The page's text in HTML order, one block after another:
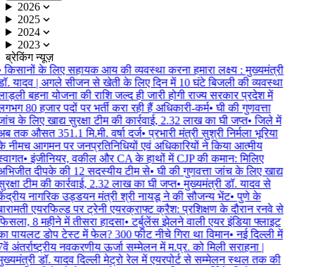
2026
2025
2024
2023
ब्रेकिंग न्यूज़
किसानों के लिए सहायक आय की व्यवस्था करना हमारा लक्ष्य : मुख्यमंत्री
यादव | अगले सीजन से खेती के लिए दिन में 10 घंटे बिजली की व्यवस्था
बहना योजना की राशि जल्द ही जारी होगी राज्य सरकार प्रदेश में
80 हजार पदों पर भर्ती करा रही हैं अधिकारी-कर्म• घी की गुणवत्ता
के लिए खाद्य सुरक्षा टीम की कार्रवाई, 2.32 लाख का घी जप्त• जिले में
तक औसत 351.1 मि.मी. वर्षा दर्ज• प्रभारी मंत्री सुश्री निर्मला भूरिया
नीमच आगमन पर जनप्रतिनिधियों एवं अधिकारियों ने किया आत्मीय
• इंजीनियर, वकील और CA के हाथों में CJP की कमान: मिलिए
दीपके की 12 सदस्यीय टीम से• घी की गुणवत्ता जांच के लिए खाद्य
टीम की कार्रवाई, 2.32 लाख का घी जप्त• मुख्यमंत्री डॉ. यादव से
नागरिक उड्डयन मंत्री श्री नायडू ने की सौजन्य भेंट• पुणे के
एयरफिल्ड पर ट्रेनी एयरक्राफ्ट क्रैश: प्रशिक्षण के दौरान रनवे से
8 महीने में तीसरा हादसा• टर्बुलेंस झेलने वाली एयर इंडिया फ्लाइट
पायलट डोप टेस्ट में फेल? 300 फीट नीचे गिरा था विमान• नई दिल्ली में
अंतर्राष्ट्रीय नवकरणीय ऊर्जा सम्मेलन में म.प्र. को मिली सराहना |
डॉ. यादव दिल्ली मेट्रो रेल में एयरपोर्ट से सम्मेलन स्थल तक की